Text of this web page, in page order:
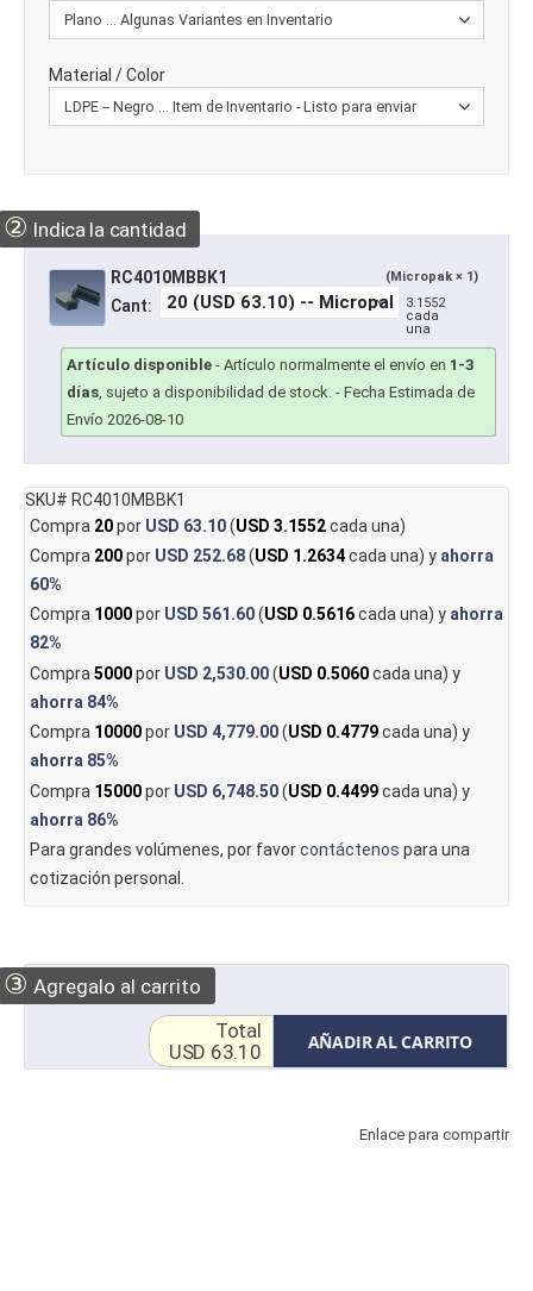
Material / Color
② Indica la cantidad
RC4010MBBK1 (Micropak × 1)
Cant:
3.1552
cada
una
Artículo disponible - Artículo normalmente el envío en 1-3
días, sujeto a disponibilidad de stock. - Fecha Estimada de
Envío 2026-08-10
SKU# RC4010MBBK1
Compra 20por USD 63.10(USD 3.1552cada una)
Compra 200por USD 252.68(USD 1.2634cada una) y ahorra
60%
Compra 1000por USD 561.60(USD 0.5616cada una) y ahorra
82%
Compra 5000por USD 2,530.00(USD 0.5060cada una) y
ahorra 84%
Compra 10000por USD 4,779.00(USD 0.4779cada una) y
ahorra 85%
Compra 15000por USD 6,748.50(USD 0.4499cada una) y
ahorra 86%
Para grandes volúmenes, por favorcontáctenos para una
cotización personal.
③ Agregalo al carrito
AÑADIR AL CARRITO
Total
USD 63.10
Enlace para compartir